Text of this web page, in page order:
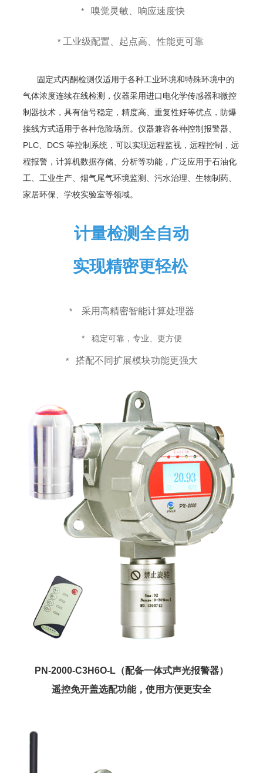
* 嗅觉灵敏、响应速度快
* 工业级配置、起点高、性能更可靠
固定式丙酮检测仪适用于各种工业环境和特殊环境中的
气体浓度连续在线检测，仪器采用进口电化学传感器和微控
制器技术，具有信号稳定，精度高、重复性好等优点，防爆
接线方式适用于各种危险场所。仪器兼容各种控制报警器、
PLC、DCS 等控制系统，可以实现远程监视，远程控制，远
程报警，计算机数据存储、分析等功能，广泛应用于石油化
工、工业生产、烟气尾气环境监测、污水治理、生物制药、
家居环保、学校实验室等领域。
计量检测全自动
实现精密更轻松
* 采用高精密智能计算处理器
* 稳定可靠，专业、更方便
* 搭配不同扩展模块功能更强大
PN-2000-C3H6O-L（配备一体式声光报警器）
遥控免开盖选配功能，使用方便更安全